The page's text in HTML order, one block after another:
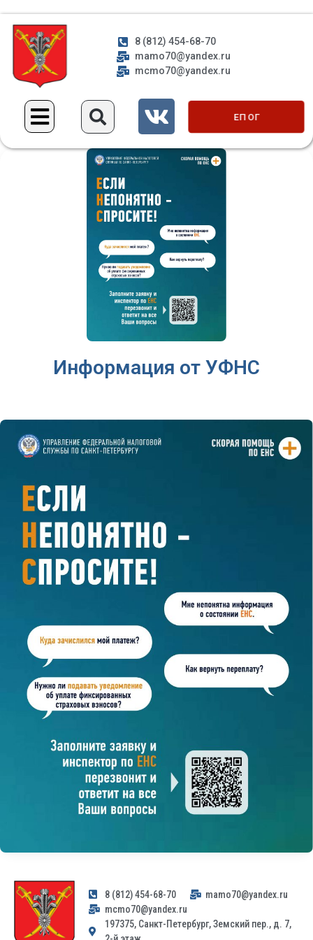
8 (812) 454-68-70
mamo70@yandex.ru
mcmo70@yandex.ru
ЕП ОГ
Информация от УФНС
8 (812) 454-68-70
mamo70@yandex.ru
mcmo70@yandex.ru
197375, Санкт-Петербург, Земский пер., д. 7,